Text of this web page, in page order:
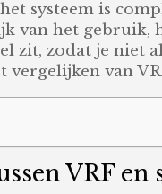
systeem is
van het
zit, zodat je niet
vergelijken van
VRF en